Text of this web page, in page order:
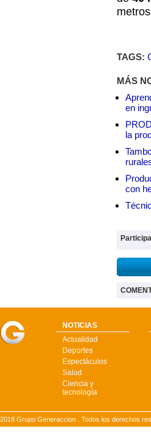
TAGS:
MÁS
en
la
con
NOTICIAS
Actualidad
Deportes
Espectáculos
Salud
Ciencia y
tecnología
2018 Grupo Generaccion . Todos los derechos